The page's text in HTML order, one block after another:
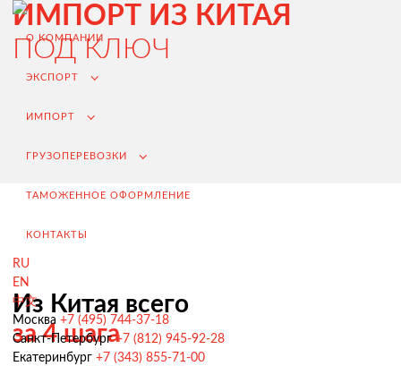
О КОМПАНИИ
ЭКСПОРТ
ИМПОРТ
ГРУЗОПЕРЕВОЗКИ
ТАМОЖЕННОЕ ОФОРМЛЕНИЕ
КОНТАКТЫ
RU
EN
中文
Москва +7 (495) 744-37-18
Санкт-Петербург +7 (812) 945-92-28
Екатеринбург +7 (343) 855-71-00
Экспорт из России
Заключение контрактов и согласование условий поставки
ИМПОРТ ИЗ КИТАЯ
ПОД КЛЮЧ
Из Китая всего
за 4 шага